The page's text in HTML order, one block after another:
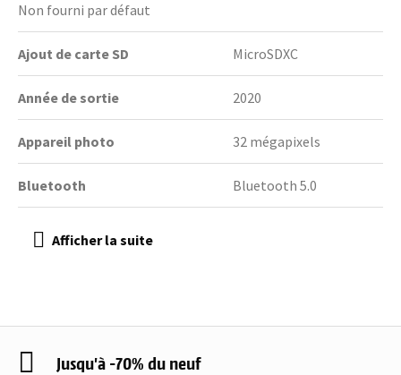
Non fourni par défaut
Ajout de carte SD MicroSDXC
Année de sortie 2020
Appareil photo 32 mégapixels
Bluetooth Bluetooth 5.0
Jusqu'à -70% du neuf